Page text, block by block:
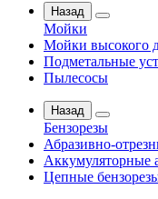
Назад
Мойки
Мойки высокого
Подметальные
Пылесосы
Назад
Бензорезы
Абразивно-
Аккумуляторные
Цепные